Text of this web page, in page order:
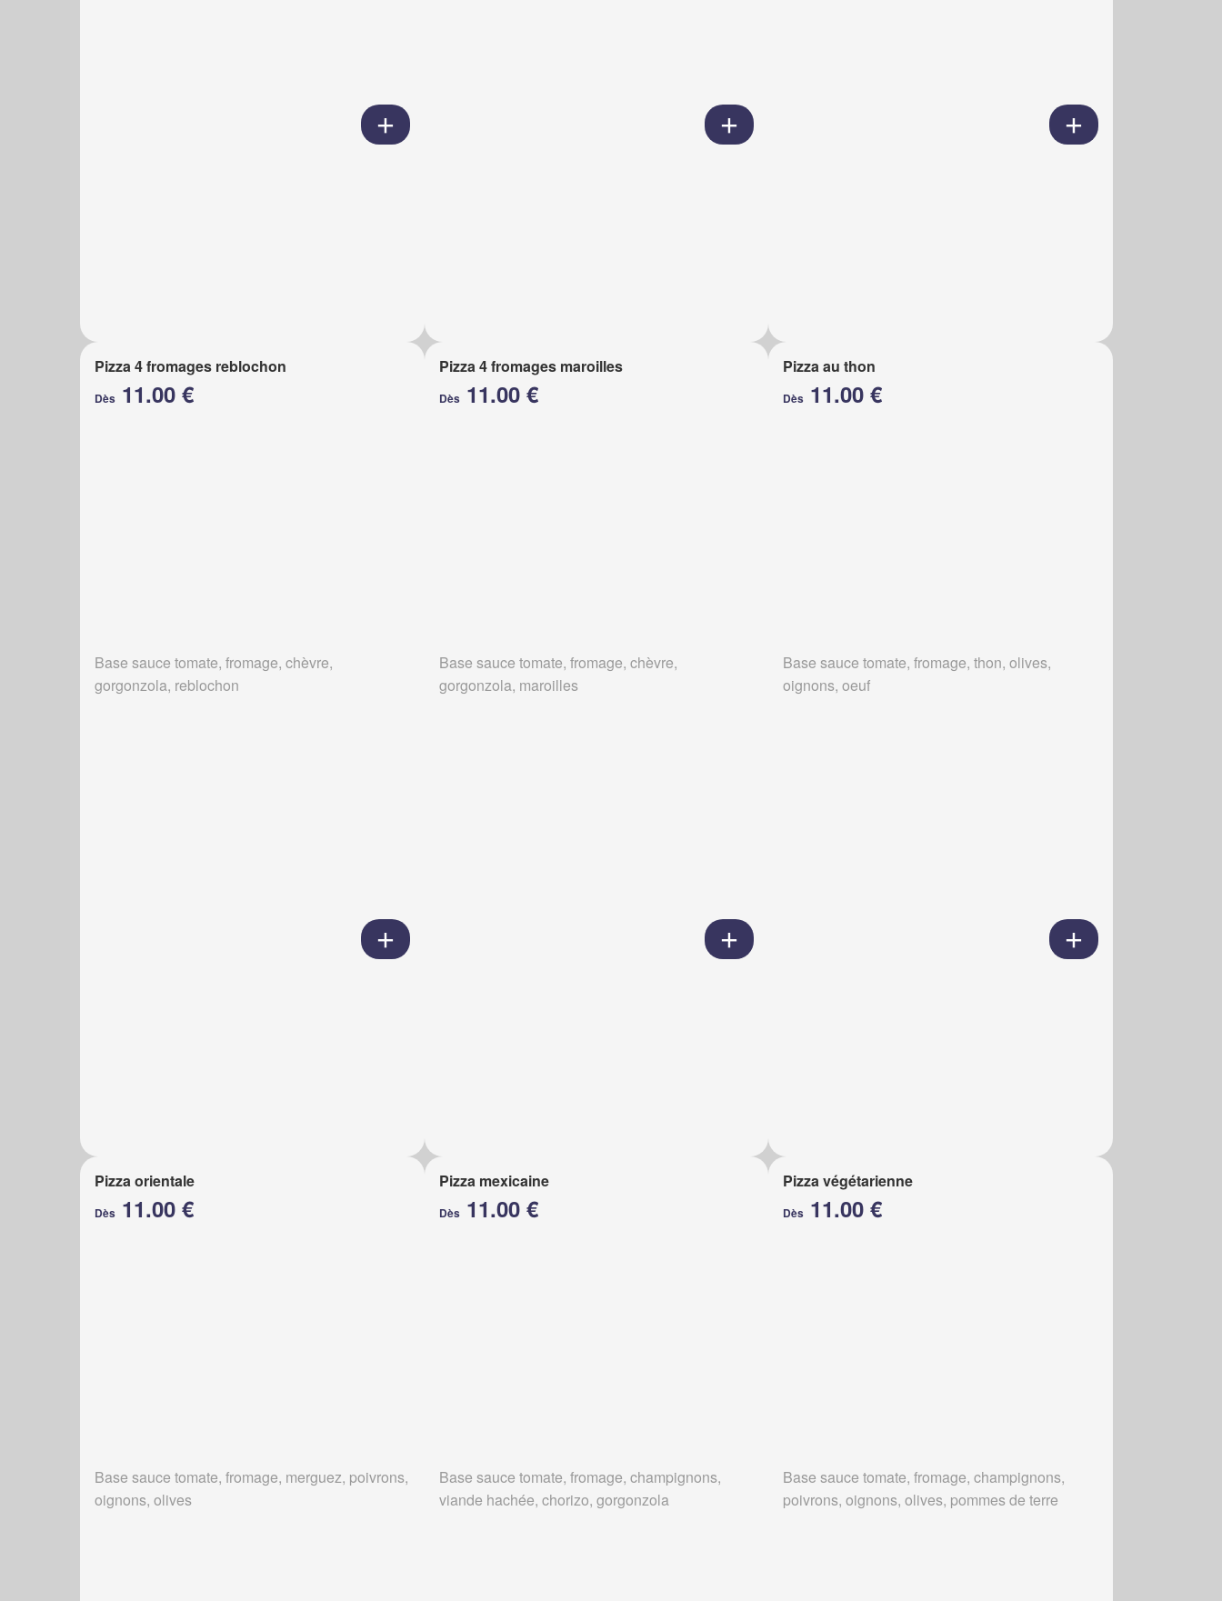
Pizza 4 fromages reblochon
Dès 11.00 €
Base sauce tomate, fromage, chèvre,
gorgonzola, reblochon
Pizza 4 fromages maroilles
Dès11.00 €
Base sauce tomate, fromage, chèvre,
gorgonzola, maroilles
Pizza au thon
Dès 11.00 €
Base sauce tomate, fromage, thon, olives,
oignons, oeuf
Pizza orientale
Dès 11.00 €
Base sauce tomate, fromage, merguez, poivrons,
oignons, olives
Pizza mexicaine
Dès11.00 €
Base sauce tomate, fromage, champignons,
viande hachée, chorizo, gorgonzola
Pizza végétarienne
Dès 11.00 €
Base sauce tomate, fromage, champignons,
poivrons, oignons, olives, pommes de terre